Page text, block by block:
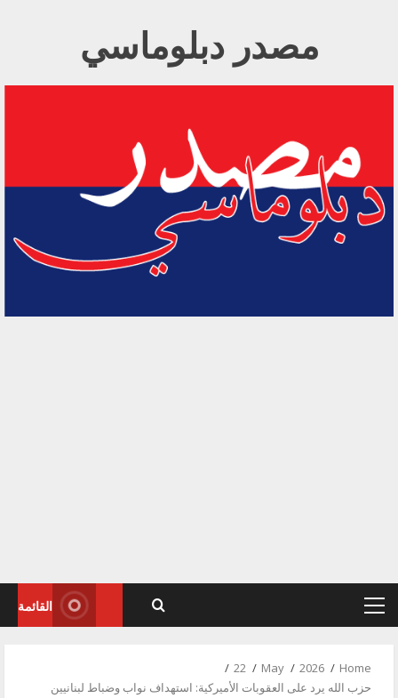
مصدر دبلوماسي
Primary
القائمة
Home
2026
May
22
حزب الله يرد على العقوبات الأميركية: استهداف نواب وضباط لبنانيين